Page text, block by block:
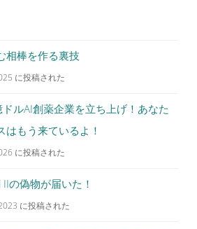
相棒を作る裏技
に投稿された
ルAI創薬企業を立ち上げ！あなた
はもう来ているよ！
に投稿された
の偽物が届いた！
に投稿された